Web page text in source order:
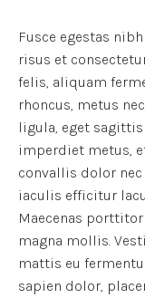
Fusce egestas
risus et
felis, aliquam
rhoncus, metus
ligula, eget
imperdiet metus,
convallis dolor
iaculis efficitur
Maecenas
magna mollis.
mattis eu
sapien dolor,